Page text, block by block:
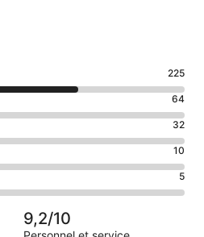
225
64
32
10
5
9,2/10